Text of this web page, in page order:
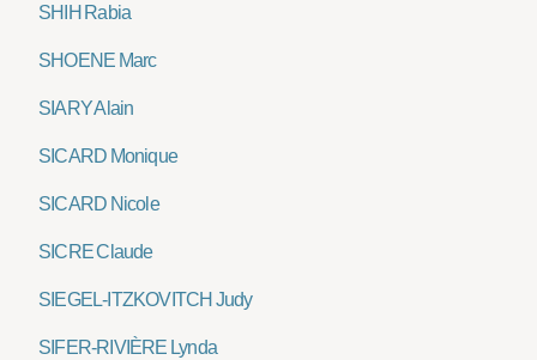
SHIH Rabia
SHOENE Marc
SIARY Alain
SICARD Monique
SICARD Nicole
SICRE Claude
SIEGEL-ITZKOVITCH Judy
SIFER-RIVIÈRE Lynda